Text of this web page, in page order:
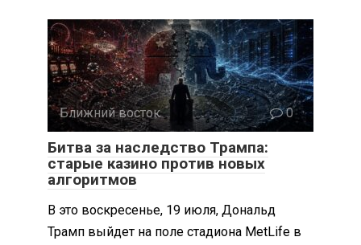
Ближний восток 0
Битва за наследство Трампа:
старые казино против новых
алгоритмов
В это воскресенье, 19 июля, Дональд
Трамп выйдет на поле стадиона MetLife в